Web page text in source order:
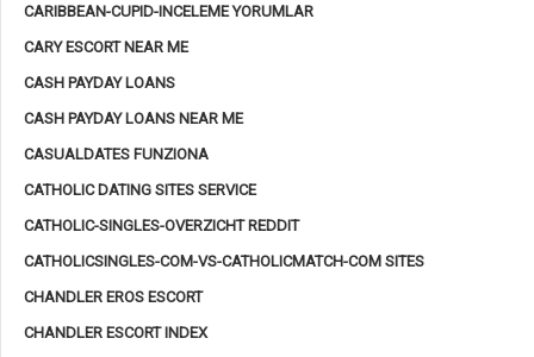
CARIBBEAN-CUPID-INCELEME YORUMLAR
CARY ESCORT NEAR ME
CASH PAYDAY LOANS
CASH PAYDAY LOANS NEAR ME
CASUALDATES FUNZIONA
CATHOLIC DATING SITES SERVICE
CATHOLIC-SINGLES-OVERZICHT REDDIT
CATHOLICSINGLES-COM-VS-CATHOLICMATCH-COM SITES
CHANDLER EROS ESCORT
CHANDLER ESCORT INDEX